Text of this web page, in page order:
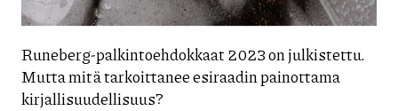
Runeberg-palkintoehdokkaat 2023 on julkistettu.
Mutta mitä tarkoittanee esiraadin painottama
kirjallisuudellisuus?